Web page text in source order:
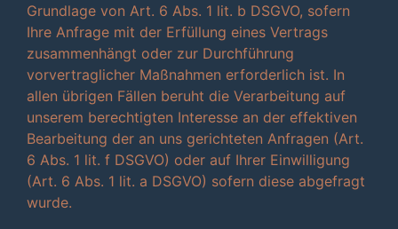
Grundlage von Art. 6 Abs. 1 lit. b DSGVO, sofern
Ihre Anfrage mit der Erfüllung eines Vertrags
zusammenhängt oder zur Durchführung
vorvertraglicher Maßnahmen erforderlich ist. In
allen übrigen Fällen beruht die Verarbeitung auf
unserem berechtigten Interesse an der effektiven
Bearbeitung der an uns gerichteten Anfragen (Art.
6 Abs. 1 lit. f DSGVO) oder auf Ihrer Einwilligung
(Art. 6 Abs. 1 lit. a DSGVO) sofern diese abgefragt
wurde.